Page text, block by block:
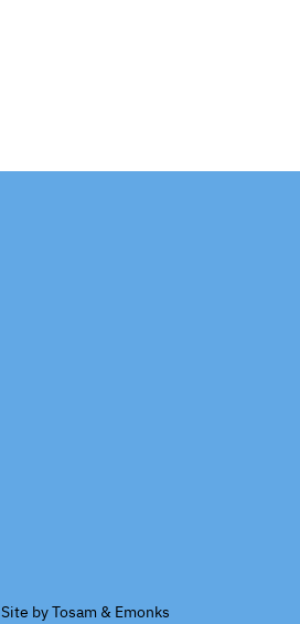
Site byTosam & Emonks